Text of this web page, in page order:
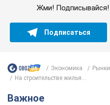
Жми! Подписывайся!
Подписаться
Экономика
На строительстве жилья...
Важное